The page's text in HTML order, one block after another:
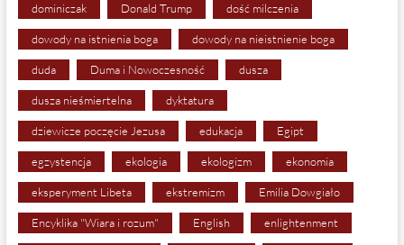
dominiczak Donald Trump dość milczenia
dowody na istnienia boga dowody na nieistnienie boga
duda Duma i Nowoczesność dusza
dusza nieśmiertelna dyktatura
dziewicze poczęcie Jezusa edukacja Egipt
egzystencja ekologia ekologizm ekonomia
eksperyment Libeta ekstremizm Emilia Dowgiało
Encyklika "Wiara i rozum" English enlightenment